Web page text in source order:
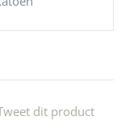
dit product